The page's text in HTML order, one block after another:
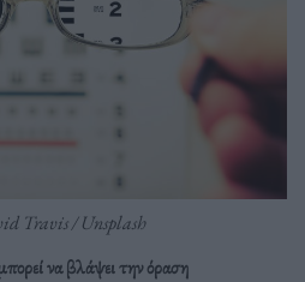
Travis / Unsplash
να βλάψει την όραση